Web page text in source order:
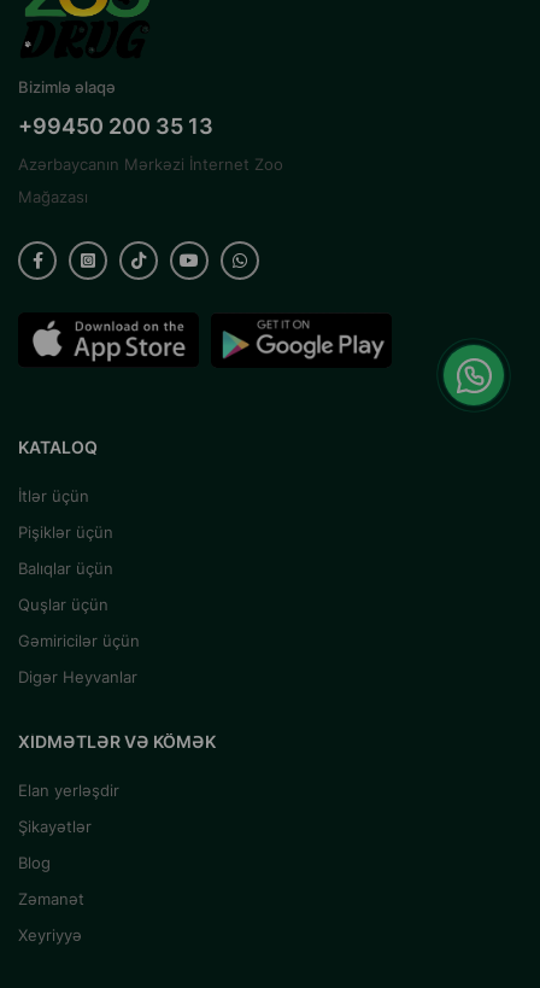
Bizimlə əlaqə
+99450 200 35 13
Azərbaycanın Mərkəzi İnternet Zoo
Mağazası
KATALOQ
İtlər üçün
Pişiklər üçün
Balıqlar üçün
Quşlar üçün
Gəmiricilər üçün
Digər Heyvanlar
XIDMƏTLƏR VƏ KÖMƏK
Elan yerləşdir
Şikayətlər
Blog
Zəmanət
Xeyriyyə